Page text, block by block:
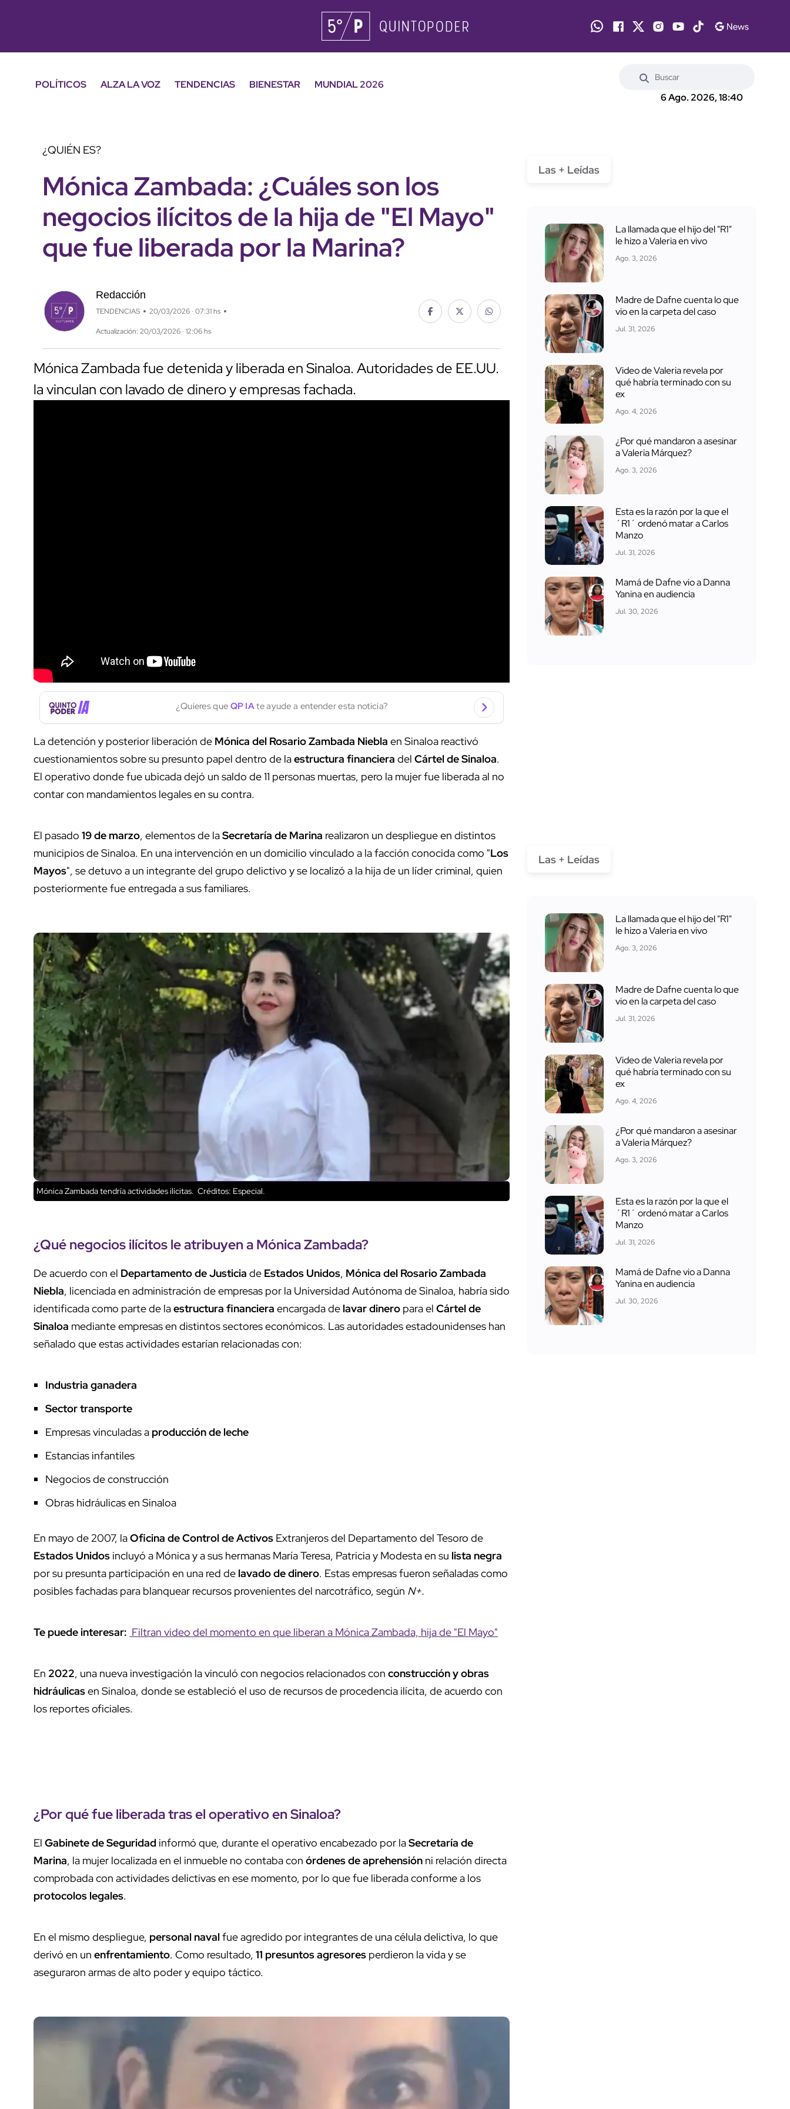
POLÍTICOS ALZA LA VOZ TENDENCIAS BIENESTAR
MUNDIAL 2026
6 Ago. 2026, 18:40
¿QUIÉN ES?
Mónica Zambada: ¿Cuáles son los
negocios ilícitos de la hija de "El Mayo"
que fue liberada por la Marina?
Redacción
TENDENCIAS 20/03/2026 · 07:31 hs
Actualización: 20/03/2026 · 12:06 hs
Mónica Zambada fue detenida y liberada en Sinaloa. Autoridades de EE.UU.
la vinculan con lavado de dinero y empresas fachada.
¿Quieres que QP IAte ayude a entender esta noticia?
La detención y posterior liberación de Mónica del Rosario Zambada Niebla en Sinaloa reactivó
cuestionamientos sobre su presunto papel dentro de laestructura financiera del Cártel de Sinaloa.
El operativo donde fue ubicada dejó un saldo de 11 personas muertas, pero la mujer fue liberada al no
contar con mandamientos legales en su contra.
El pasado 19 de marzo, elementos de laSecretaría de Marina realizaron un despliegue en distintos
municipios de Sinaloa. En una intervención en un domicilio vinculado a la facción conocida como "Los
Mayos", se detuvo a un integrante del grupo delictivo y se localizó a la hija de un líder criminal, quien
posteriormente fue entregada a sus familiares.
Mónica Zambada tendría actividades ilícitas. Créditos: Especial.
¿Qué negocios ilícitos le atribuyen a Mónica Zambada?
De acuerdo con el Departamento de Justicia de Estados Unidos, Mónica del Rosario Zambada
Niebla, licenciada en administración de empresas por la Universidad Autónoma de Sinaloa, habría sido
identificada como parte de laestructura financiera encargada de lavar dinero para el Cártel de
Sinaloa mediante empresas en distintos sectores económicos. Las autoridades estadounidenses han
señalado que estas actividades estarían relacionadas con:
Industria ganadera
Sector transporte
Empresas vinculadas a producción de leche
Estancias infantiles
Negocios de construcción
Obras hidráulicas en Sinaloa
En mayo de 2007, laOficina de Control de Activos Extranjeros del Departamento del Tesoro de
Estados Unidos incluyó a Mónica y a sus hermanas María Teresa, Patricia y Modesta en su lista negra
por su presunta participación en una red de lavado de dinero. Estas empresas fueron señaladas como
posibles fachadas para blanquear recursos provenientes del narcotráfico, según N+.
Te puede interesar: Filtran video del momento en que liberan a Mónica Zambada, hija de "El Mayo"
En 2022, una nueva investigación la vinculó con negocios relacionados con construcción y obras
hidráulicasen Sinaloa, donde se estableció el uso de recursos de procedencia ilícita, de acuerdo con
los reportes oficiales.
¿Por qué fue liberada tras el operativo en Sinaloa?
El Gabinete de Seguridad informó que, durante el operativo encabezado por laSecretaría de
Marina, la mujer localizada en el inmueble no contaba con órdenes de aprehensión ni relación directa
comprobada con actividades delictivas en ese momento, por lo que fue liberada conforme a los
protocolos legales.
En el mismo despliegue, personal navalfue agredido por integrantes de una célula delictiva, lo que
derivó en un enfrentamiento. Como resultado, 11 presuntos agresores perdieron la vida y se
aseguraron armas de alto poder y equipo táctico.
Las + Leídas
La llamada que el hijo del "R1"
le hizo a Valeria en vivo
Ago. 3, 2026
Madre de Dafne cuenta lo que
vio en la carpeta del caso
Jul. 31, 2026
Video de Valeria revela por
qué habría terminado con su
ex
Ago. 4, 2026
¿Por qué mandaron a asesinar
a Valeria Márquez?
Ago. 3, 2026
Esta es la razón por la que el
´R1´ ordenó matar a Carlos
Manzo
Jul. 31, 2026
Mamá de Dafne vio a Danna
Yanina en audiencia
Jul. 30, 2026
Las + Leídas
La llamada que el hijo del "R1"
le hizo a Valeria en vivo
Ago. 3, 2026
Madre de Dafne cuenta lo que
vio en la carpeta del caso
Jul. 31, 2026
Video de Valeria revela por
qué habría terminado con su
ex
Ago. 4, 2026
¿Por qué mandaron a asesinar
a Valeria Márquez?
Ago. 3, 2026
Esta es la razón por la que el
´R1´ ordenó matar a Carlos
Manzo
Jul. 31, 2026
Mamá de Dafne vio a Danna
Yanina en audiencia
Jul. 30, 2026